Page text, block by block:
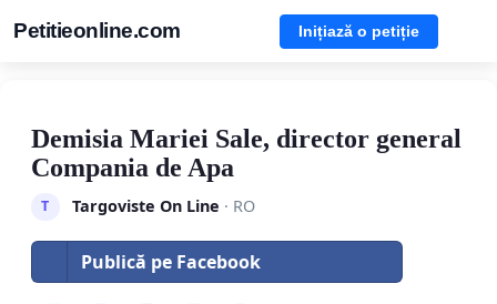
Petitieonline.com Inițiază o petiție
Demisia Mariei Sale, director general
Compania de Apa
T Targoviste On Line · RO
Publică pe Facebook